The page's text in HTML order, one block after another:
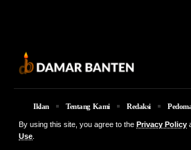
By using this site, you agree to the Privacy Policy
Use
© 2026 Damar Banten | PT. MEDIA DAMAR
Iklan Tentang Kami Redaksi